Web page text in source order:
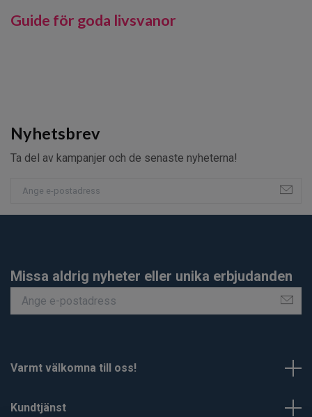
Nyhetsbrev
Ta del av kampanjer och de senaste nyheterna!
Guide för goda livsvanor
Missa aldrig nyheter eller unika erbjudanden
Varmt välkomna till oss!
Kundtjänst